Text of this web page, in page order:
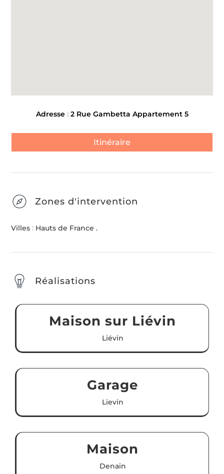
Adresse: 2 Rue Gambetta Appartement 5
Itinéraire
Zones d'intervention
Villes : Hauts de France .
Réalisations
Maison sur Liévin
Liévin
Garage
Lievin
Maison
Denain